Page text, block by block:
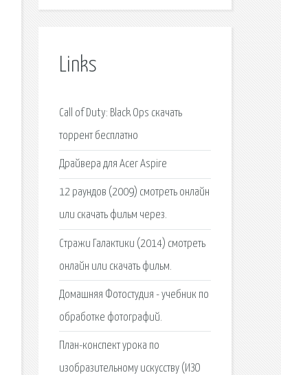
Links
Call of Duty: Black Ops скачать
торрент бесплатно
Драйвера для Acer Aspire
12 раундов (2009) смотреть онлайн
или скачать фильм через.
Стражи Галактики (2014) смотреть
онлайн или скачать фильм.
Домашняя Фотостудия - учебник по
обработке фотографий.
План-конспект урока по
изобразительному искусству (ИЗО